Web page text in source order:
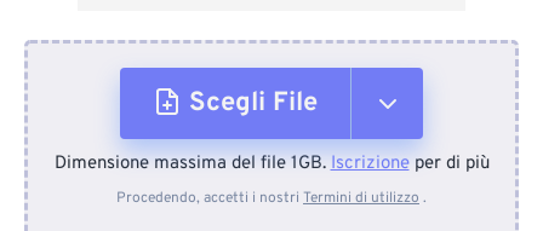
Scegli File
Dal dispositivo
Dimensione massima del file 1GB.Iscrizioneper di più
Procedendo, accetti i nostri Termini di utilizzo .